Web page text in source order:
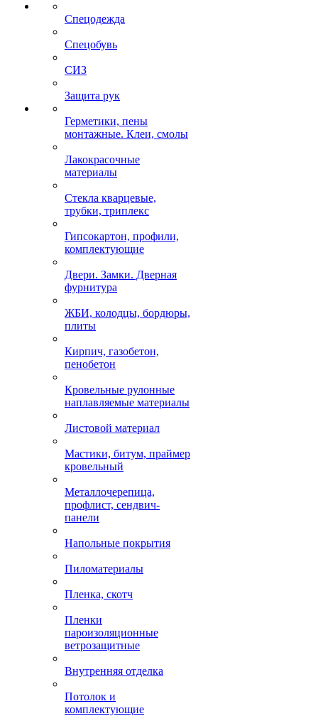
Спецодежда
Спецобувь
СИЗ
Защита рук
Герметики, пены
монтажные. Клеи, смолы
Лакокрасочные
материалы
Стекла кварцевые,
трубки, триплекс
Гипсокартон, профили,
комплектующие
Двери. Замки. Дверная
фурнитура
ЖБИ, колодцы, бордюры,
плиты
Кирпич, газобетон,
пенобетон
Кровельные рулонные
наплавляемые материалы
Листовой материал
Мастики, битум, праймер
кровельный
Металлочерепица,
профлист, сендвич-
панели
Напольные покрытия
Пиломатериалы
Пленка, скотч
Пленки
пароизоляционные
ветрозащитные
Внутренняя отделка
Потолок и
комплектующие